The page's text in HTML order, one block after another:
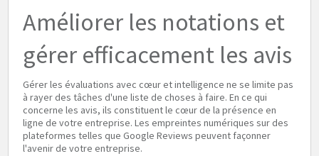
Améliorer les notations et
gérer efficacement les avis
Gérer les évaluations avec cœur et intelligence ne se limite pas
à rayer des tâches d'une liste de choses à faire. En ce qui
concerne les avis, ils constituent le cœur de la présence en
ligne de votre entreprise. Les empreintes numériques sur des
plateformes telles que Google Reviews peuvent façonner
l'avenir de votre entreprise.